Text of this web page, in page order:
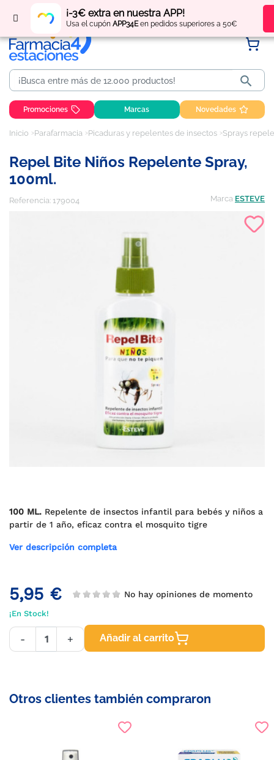
¡-3€ extra en nuestra APP!
Usa el cupón APP34Een pedidos superiores a 50€
Regístratey obtén puntos por tus compras

Promociones Marcas Novedades
Inicio Parafarmacia Picaduras y repelentes de insectos Sprays
Repel Bite Niños Repelente Spray,
100ml.
Referencia: 179004 Marca ESTEVE
100 ML. Repelente de insectos infantil para bebés y niños a
partir de 1 año, eficaz contra el mosquito tigre
Ver descripción completa
5,95 € No hay opiniones de momento
¡En Stock!
- + Añadir al carrito
Otros clientes también compraron